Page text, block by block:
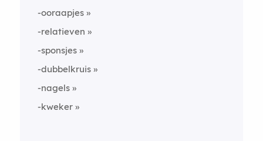
-ooraapjes
-relatieven
-sponsjes
-dubbelkruis
-nagels
-kweker